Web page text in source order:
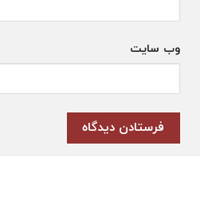
وب‌ سایت